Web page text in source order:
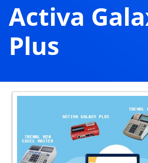
Activa Galaxy
Plus